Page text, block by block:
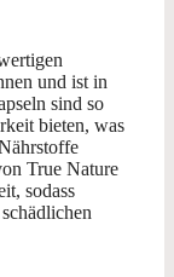
und ist in
sind so
bieten, was
True Nature
sodass